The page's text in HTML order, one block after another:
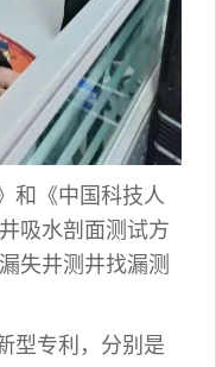
和《中国科技人
吸水剖面测试方
失井测井找漏测
型专利，分别是